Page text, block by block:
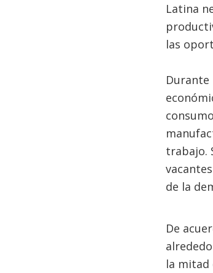
Latina
las
trabajo.
de la
De
la mitad